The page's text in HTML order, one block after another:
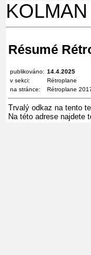
Résumé
publikováno: 14.4.2025
v sekci:
Rétroplane
na stránce:
Rétroplane
Trvalý odkaz na tento
Na této adrese najdete